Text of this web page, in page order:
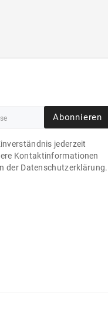
Abonnieren
jederzeit
Kontaktinformationen
der Datenschutzerklärung.